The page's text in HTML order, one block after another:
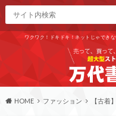
ワクワク！ドキドキ！ネットじゃでき
HOME ファッション 【古